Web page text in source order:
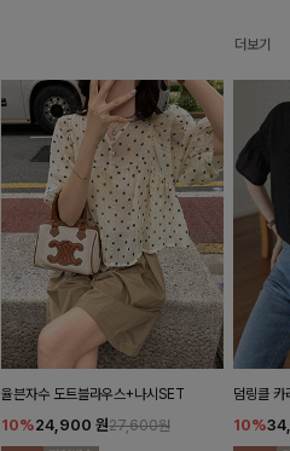
더보기
율븐자수 도트블라우스+나시SET
10%24,900 원27,600원
덤링클 카
10%